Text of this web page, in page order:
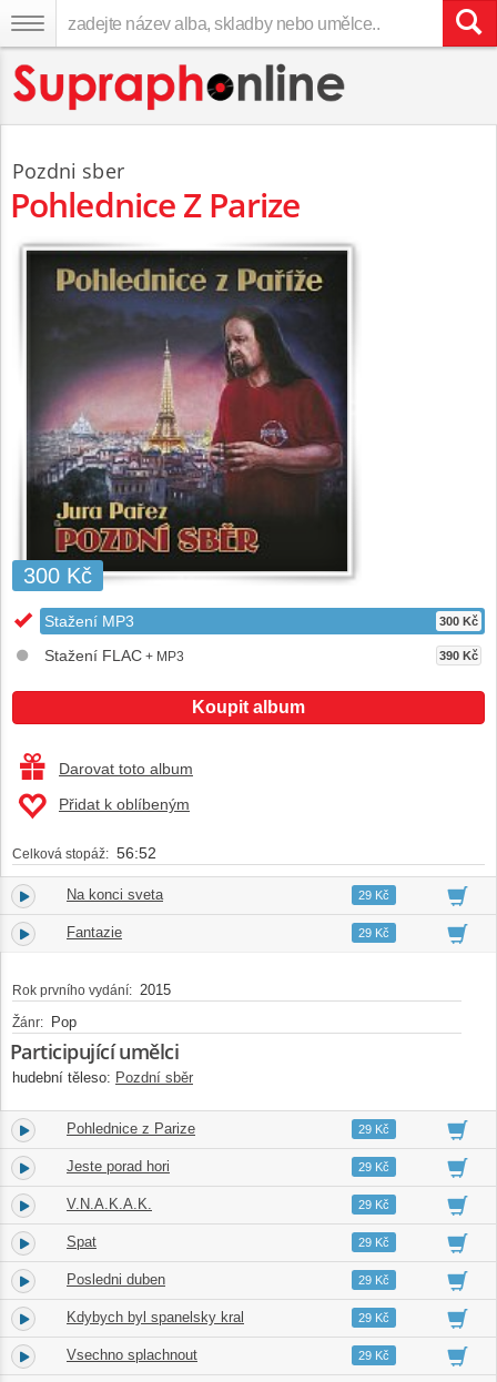
Pozdni sber
Pohlednice Z Parize
300 Kč
Stažení MP3 300 Kč
Stažení FLAC + MP3 390 Kč
Koupit album
Darovat toto album
Přidat k oblíbeným
Celková stopáž: 56:52
1. Na konci sveta 04:0929 Kč
2. Fantazie 04:0529 Kč
Rok prvního vydání: 2015
Žánr: Pop
Participující umělci
hudební těleso: Pozdní sběr
3. Pohlednice z Parize 04:0229 Kč
4. Jeste porad hori 04:0329 Kč
5. V.N.A.K.A.K. 03:0429 Kč
6. Spat 04:0229 Kč
7. Posledni duben 03:1529 Kč
8. Kdybych byl spanelsky kral 04:1829 Kč
9. Vsechno splachnout 04:1329 Kč